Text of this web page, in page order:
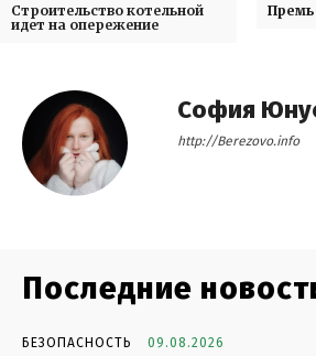
Строительство котельной
идет на опережение
София
http://Berezovo.info
Последние
БЕЗОПАСНОСТЬ 09.08.2026